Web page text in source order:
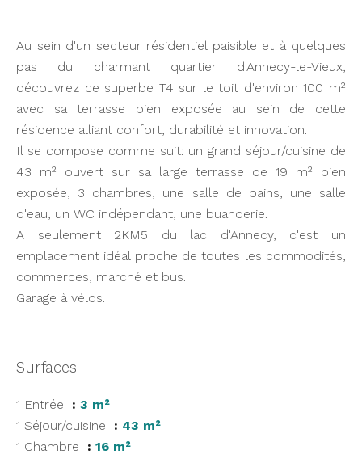
Au sein d'un secteur résidentiel paisible et à quelques
pas du charmant quartier d'Annecy-le-Vieux,
découvrez ce superbe T4 sur le toit d'environ 100 m²
avec sa terrasse bien exposée au sein de cette
résidence alliant confort, durabilité et innovation.
Il se compose comme suit: un grand séjour/cuisine de
43 m² ouvert sur sa large terrasse de 19 m² bien
exposée, 3 chambres, une salle de bains, une salle
d'eau, un WC indépendant, une buanderie.
A seulement 2KM5 du lac d'Annecy, c'est un
emplacement idéal proche de toutes les commodités,
commerces, marché et bus.
Garage à vélos.
Surfaces
1 Entrée
3 m²
1 Séjour/cuisine
43 m²
1 Chambre
16 m²